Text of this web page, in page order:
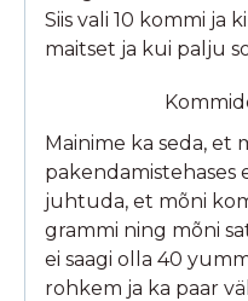
Siis vali 10 kommi ja
maitset ja kui palju
Mainime ka seda, et
pakendamistehases
juhtuda, et mõni
grammi ning mõni
ei saagi olla 40
rohkem ja ka paar